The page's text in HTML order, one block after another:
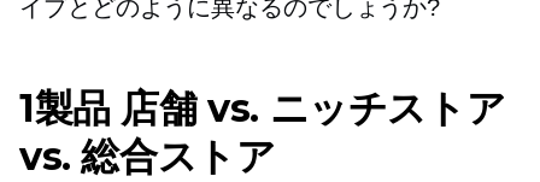
イプとどのように異なるのでしょうか?
1製品 店舗 vs. ニッチストア
vs. 総合ストア